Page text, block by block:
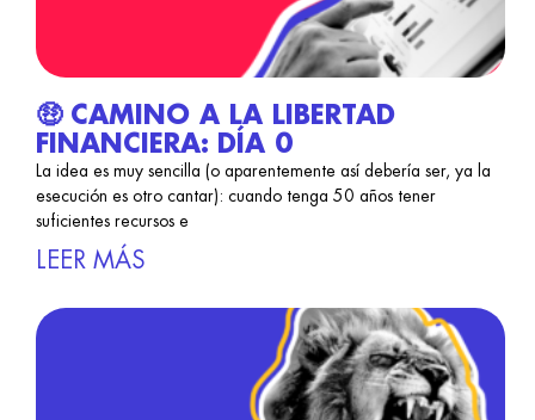
🤑 CAMINO A LA LIBERTAD
FINANCIERA: DÍA 0
La idea es muy sencilla (o aparentemente así debería ser, ya la
esecución es otro cantar): cuando tenga 50 años tener
suficientes recursos e
LEER MÁS